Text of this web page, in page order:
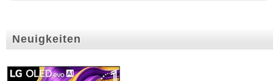
Neuigkeiten